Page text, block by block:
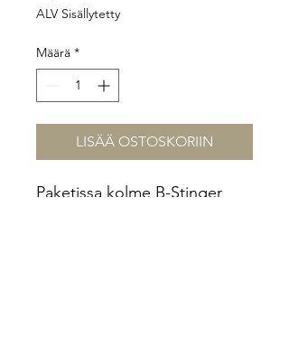
ALV Sisällytetty
Määrä *
LISÄÄ OSTOSKORIIN
Paketissa kolme B-Stinger